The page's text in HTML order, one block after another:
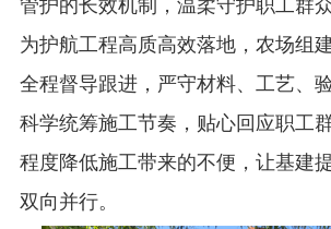
管护的长效机制，温柔守护职工群
为护航工程高质高效落地，农场组
全程督导跟进，严守材料、工艺、
科学统筹施工节奏，贴心回应职工
程度降低施工带来的不便，让基建
双向并行。